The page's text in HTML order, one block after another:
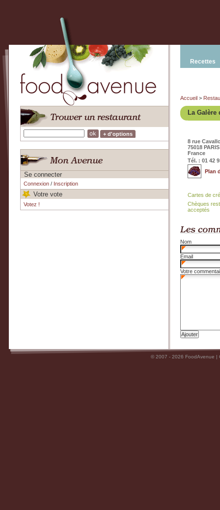
+ d'options
Se connecter
Connexion/ Inscription
Votre vote
Votez !
Recettes
Accueil >
La Galère
8 rue
75018 PARIS
France
Tél. : 01 42
Plan
Cartes de
Chèques
acceptés
Nom
Email
Votre
© 2007 - 2026 FoodAvenue |